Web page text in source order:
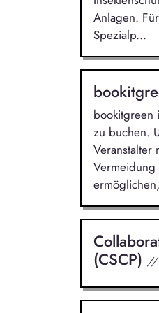
Anlagen.
Spezialp...
bookitgreen
zu buchen.
Veranstalter
Vermeidung
(CSCP) //